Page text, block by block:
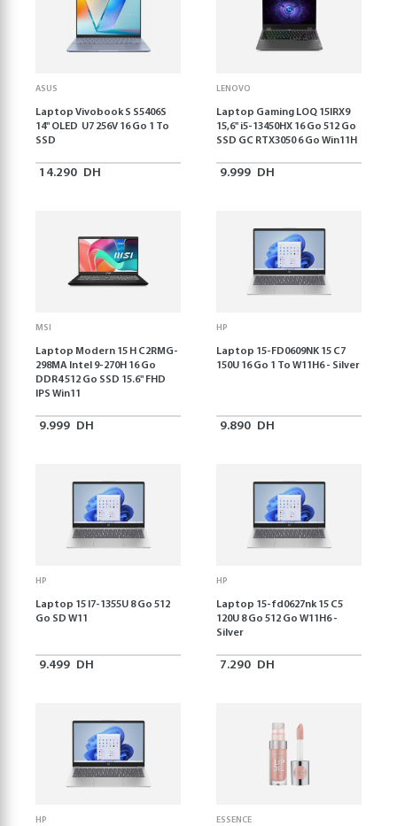
ASUS
Laptop Vivobook S S5406S
14" OLED U7 256V 16 Go 1 To
SSD
14.290 DH
LENOVO
Laptop Gaming LOQ 15IRX9
15,6'' i5-13450HX 16 Go 512 Go
SSD GC RTX3050 6 Go Win11H
9.999 DH
MSI
Laptop Modern 15 H C2RMG-
298MA Intel 9-270H 16 Go
DDR4 512 Go SSD 15.6" FHD
IPS Win11
9.999 DH
HP
Laptop 15-FD0609NK 15 C7
150U 16 Go 1 To W11H6 - Silver
9.890 DH
HP
Laptop 15 I7-1355U 8 Go 512
Go SD W11
9.499 DH
HP
Laptop 15-fd0627nk 15 C5
120U 8 Go 512 Go W11H6 -
Silver
7.290 DH
HP ESSENCE